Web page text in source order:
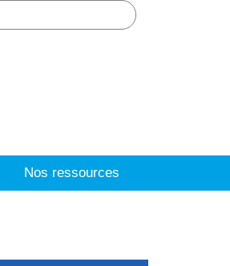
Nos ressources